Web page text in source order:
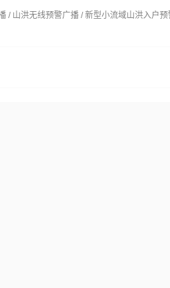
/ 山洪无线预警广播 / 新型小流域山洪入户预